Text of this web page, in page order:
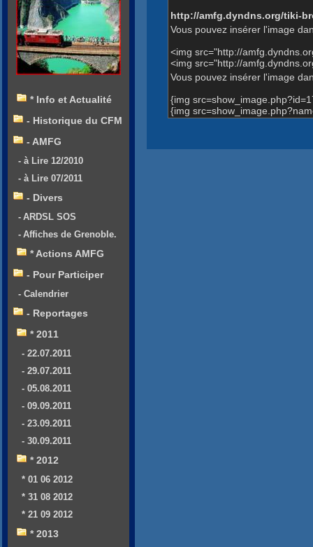
http://amfg.dyndns.org/tiki-
Vous pouvez insérer l'image
<img src="http://
<img src="http://
Vous pouvez insérer l'image
{img
{img
* Info et Actualité
- Historique du CFM
- AMFG
- à Lire 12/2010
- à Lire 07/2011
- Divers
- ARDSL SOS
- Affiches de Grenoble.
* Actions AMFG
- Pour Participer
- Calendrier
- Reportages
* 2011
- 22.07.2011
- 29.07.2011
- 05.08.2011
- 09.09.2011
- 23.09.2011
- 30.09.2011
* 2012
* 01 06 2012
* 31 08 2012
* 21 09 2012
* 2013